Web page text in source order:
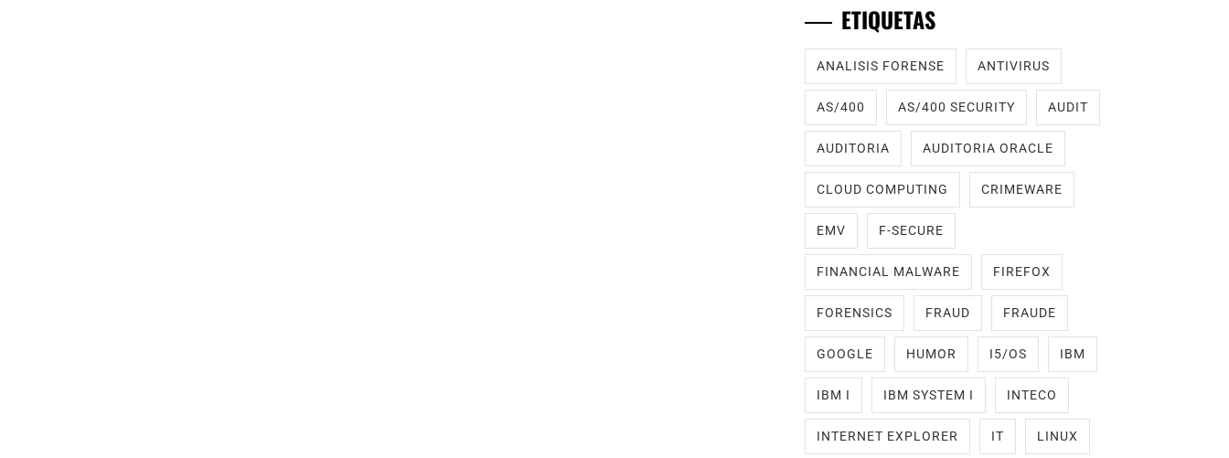
ETIQUETAS
ANALISIS FORENSE ANTIVIRUS
AS/400 AS/400 SECURITY AUDIT
AUDITORIA AUDITORIA ORACLE
CLOUD COMPUTING CRIMEWARE
EMV F-SECURE
FINANCIAL MALWARE FIREFOX
FORENSICS FRAUD FRAUDE
GOOGLE HUMOR I5/OS IBM
IBM I IBM SYSTEM I INTECO
INTERNET EXPLORER IT LINUX